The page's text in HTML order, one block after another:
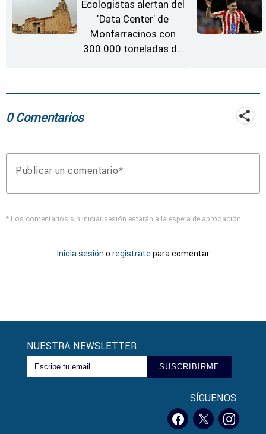
Ecologistas alertan del
'Data Center' de
Monfarracinos con
300.000 toneladas de
0 Comentarios
Publicar un comentario
* Los comentarios sin iniciar sesión estarán a la espera de aprobación
Inicia sesión o registrate para comentar
NUESTRA NEWSLETTER
SUSCRIBIRME
SÍGUENOS